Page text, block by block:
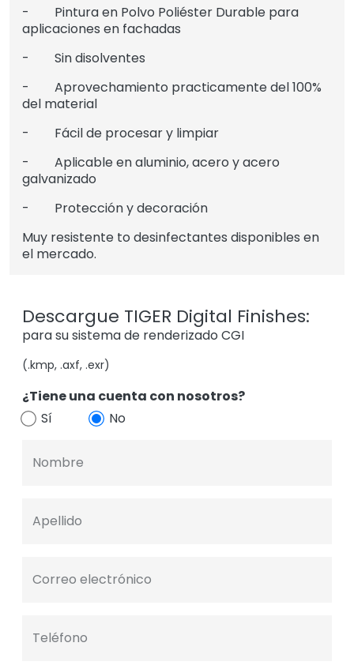
- Pintura en Polvo Poliéster Durable para
aplicaciones en fachadas
- Sin disolventes
- Aprovechamiento practicamente del 100%
del material
- Fácil de procesar y limpiar
- Aplicable en aluminio, acero y acero
galvanizado
- Protección y decoración
Muy resistente to desinfectantes disponibles en
el mercado.
Descargue TIGER Digital Finishes:
para su sistema de renderizado CGI
(.kmp, .axf, .exr)
¿Tiene una cuenta con nosotros?
Sí
No
Nombre
Apellido
Correo electrónico
Teléfono